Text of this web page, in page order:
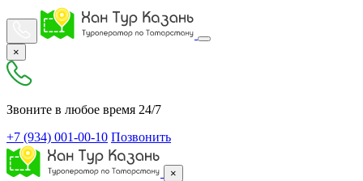
×
Звоните в любое время 24/7
+7 (934) 001-00-10 Позвонить
×